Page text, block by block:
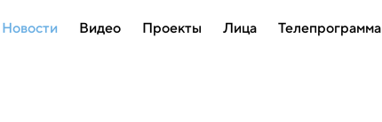
Новости Видео Проекты Лица Телепрограмма